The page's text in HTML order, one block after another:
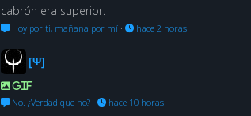
cabrón era superior.
Hoy por ti, mañana por mí · hace 2 horas
[Ψ]
GIF
No. ¿Verdad que no? · hace 10 horas